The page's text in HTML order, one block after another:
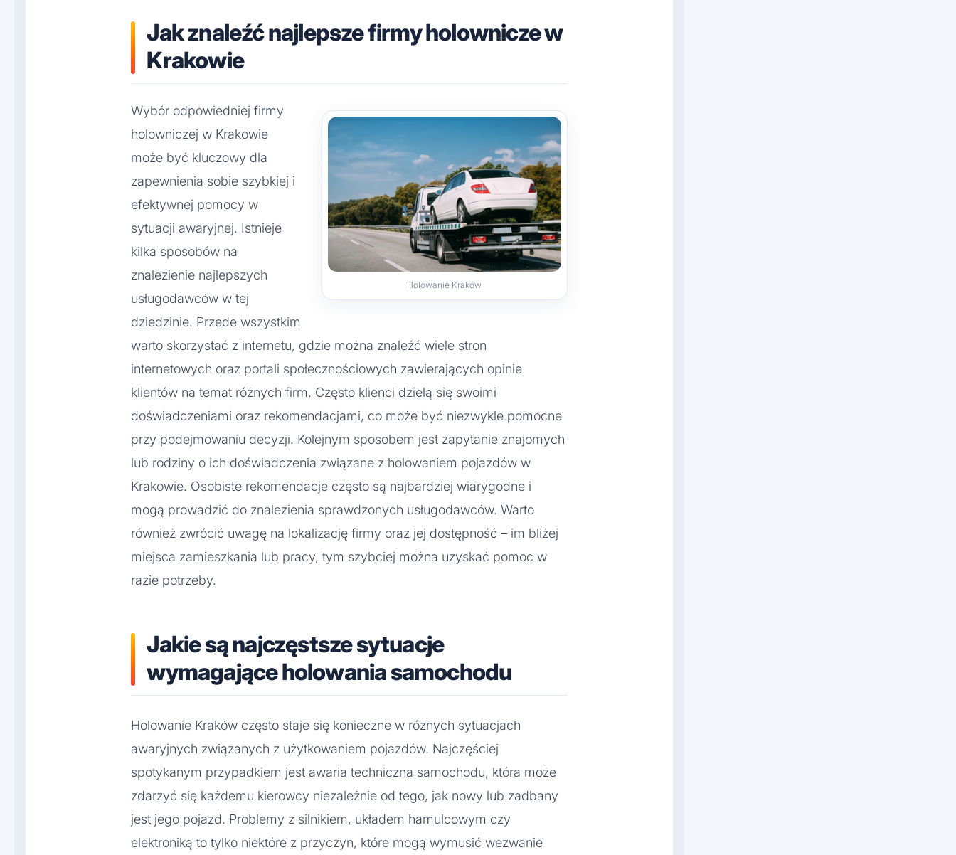
Jak znaleźć najlepsze firmy holownicze w
Krakowie
Holowanie Kraków
Wybór odpowiedniej firmy
holowniczej w Krakowie
może być kluczowy dla
zapewnienia sobie szybkiej i
efektywnej pomocy w
sytuacji awaryjnej. Istnieje
kilka sposobów na
znalezienie najlepszych
usługodawców w tej
dziedzinie. Przede wszystkim
warto skorzystać z internetu, gdzie można znaleźć wiele stron
internetowych oraz portali społecznościowych zawierających opinie
klientów na temat różnych firm. Często klienci dzielą się swoimi
doświadczeniami oraz rekomendacjami, co może być niezwykle pomocne
przy podejmowaniu decyzji. Kolejnym sposobem jest zapytanie znajomych
lub rodziny o ich doświadczenia związane z holowaniem pojazdów w
Krakowie. Osobiste rekomendacje często są najbardziej wiarygodne i
mogą prowadzić do znalezienia sprawdzonych usługodawców. Warto
również zwrócić uwagę na lokalizację firmy oraz jej dostępność – im bliżej
miejsca zamieszkania lub pracy, tym szybciej można uzyskać pomoc w
razie potrzeby.
Jakie są najczęstsze sytuacje
wymagające holowania samochodu
Holowanie Kraków często staje się konieczne w różnych sytuacjach
awaryjnych związanych z użytkowaniem pojazdów. Najczęściej
spotykanym przypadkiem jest awaria techniczna samochodu, która może
zdarzyć się każdemu kierowcy niezależnie od tego, jak nowy lub zadbany
jest jego pojazd. Problemy z silnikiem, układem hamulcowym czy
elektroniką to tylko niektóre z przyczyn, które mogą wymusić wezwanie